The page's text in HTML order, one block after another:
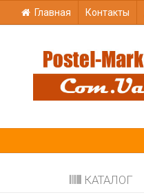
Главная Контакты
КАТАЛОГ